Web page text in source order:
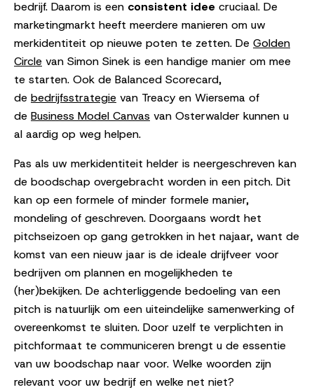
bedrijf. Daarom is een consistent idee cruciaal. De
marketingmarkt heeft meerdere manieren om uw
merkidentiteit op nieuwe poten te zetten. De Golden
Circle van Simon Sinek is een handige manier om mee
te starten. Ook de Balanced Scorecard,
de bedrijfsstrategie van Treacy en Wiersema of
de Business Model Canvas van Osterwalder kunnen u
al aardig op weg helpen.
Pas als uw merkidentiteit helder is neergeschreven kan
de boodschap overgebracht worden in een pitch. Dit
kan op een formele of minder formele manier,
mondeling of geschreven. Doorgaans wordt het
pitchseizoen op gang getrokken in het najaar, want de
komst van een nieuw jaar is de ideale drijfveer voor
bedrijven om plannen en mogelijkheden te
(her)bekijken. De achterliggende bedoeling van een
pitch is natuurlijk om een uiteindelijke samenwerking of
overeenkomst te sluiten. Door uzelf te verplichten in
pitchformaat te communiceren brengt u de essentie
van uw boodschap naar voor. Welke woorden zijn
relevant voor uw bedrijf en welke net niet?